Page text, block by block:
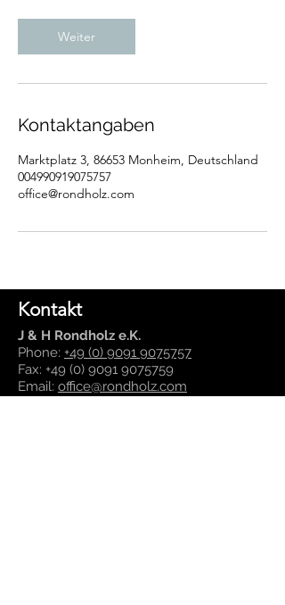
d
.
Weiter
Kontaktangaben
Marktplatz 3, 86653 Monheim, Deutschland
004990919075757
office@rondholz.com
Kontakt
J & H Rondholz e.K.
Phone: +49 (0) 9091 9075757
Fax: +49 (0) 9091 9075759
Email: office@rondholz.com